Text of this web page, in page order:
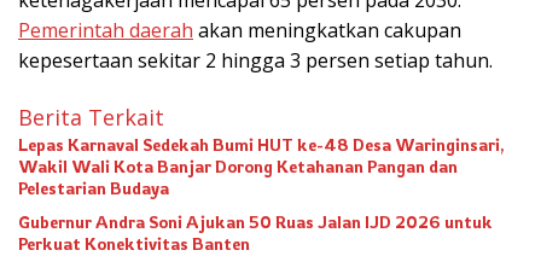
Pemerintah daerah akan meningkatkan cakupan
kepesertaan sekitar 2 hingga 3 persen setiap tahun.
Berita Terkait
Lepas Karnaval Sedekah Bumi HUT ke-48 Desa Waringinsari,
Wakil Wali Kota Banjar Dorong Ketahanan Pangan dan
Pelestarian Budaya
Gubernur Andra Soni Ajukan 50 Ruas Jalan IJD 2026 untuk
Perkuat Konektivitas Banten